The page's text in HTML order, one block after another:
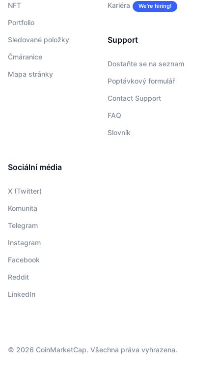
NFT
Portfolio
Sledované položky
Čmáranice
Mapa stránky
Kariéra We’re hiring!
Support
Dostaňte se na seznam
Poptávkový formulář
Contact Support
FAQ
Slovník
Sociální média
X (Twitter)
Komunita
Telegram
Instagram
Facebook
Reddit
LinkedIn
© 2026 CoinMarketCap. Všechna práva vyhrazena.